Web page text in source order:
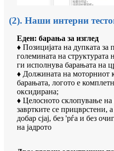
(2). Наши интерни
Еден: барања за изглед
♦ Позицијата на дупката
големината на структурата
ги исполнува барањата на
♦ Должината на моторниот
барањата, логото е
оксидирана;
♦ Целосното склопување
завртките се прицврстени,
добар сјај, без 'рѓа и без
на јадрото